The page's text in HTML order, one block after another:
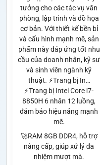
tưởng cho các tác vụ văn
phòng, lập trình và đồ họa
cơ bản. Với thiết kế bền bỉ
và cấu hình mạnh mẽ, sản
phẩm này đáp ứng tốt nhu
cầu của doanh nhân, kỹ sư
và sinh viên ngành kỹ
thuật. ⚡Trang bị In…
⚡Trang bị Intel Core i7-
8850H 6 nhân 12 luồng,
đảm bảo hiệu năng mạnh
mẽ.
🚀RAM 8GB DDR4, hỗ trợ
nâng cấp, giúp xử lý đa
nhiệm mượt mà.